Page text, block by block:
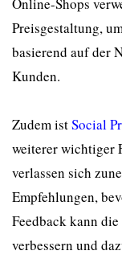
Preisgestaltung,
basierend auf der
Kunden.
Zudem istSocial
weiterer wichtiger
verlassen sich
Empfehlungen,
Feedback kann
verbessern und